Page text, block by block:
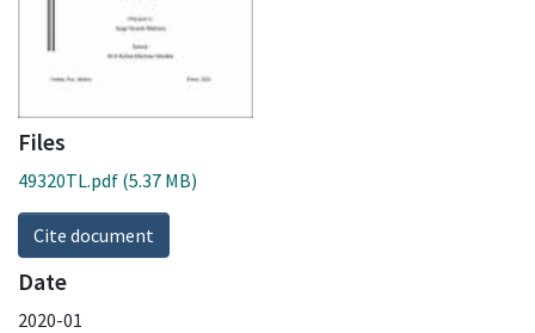
Files
49320TL.pdf (5.37 MB)
Cite document
Date
2020-01